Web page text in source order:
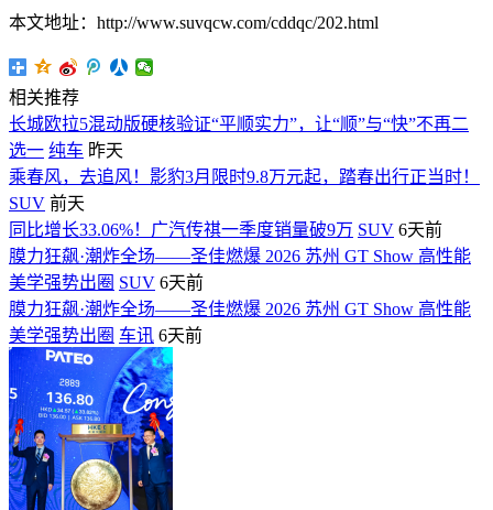
本文地址：http://www.suvqcw.com/cddqc/202.html
相关推荐
长城欧拉5混动版硬核验证“平顺实力”，让“顺”与“快”不再二
选一 纯车 昨天
乘春风，去追风！影豹3月限时9.8万元起，踏春出行正当时！
SUV 前天
同比增长33.06%！广汽传祺一季度销量破9万 SUV 6天前
膜力狂飙·潮炸全场——圣佳燃爆 2026 苏州 GT Show 高性能
美学强势出圈 SUV 6天前
膜力狂飙·潮炸全场——圣佳燃爆 2026 苏州 GT Show 高性能
美学强势出圈 车讯 6天前